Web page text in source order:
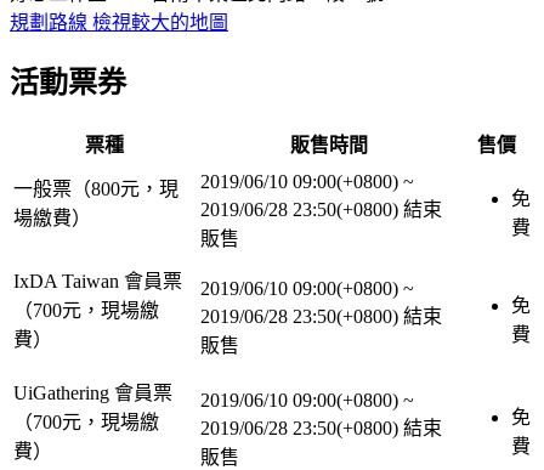
規劃路線 檢視較大的地圖
活動票券
票種 販售時間 售價
一般票（800元，現
場繳費）
2019/06/10 09:00(+0800) ~
2019/06/28 23:50(+0800) 結束
販售
免
費
IxDA Taiwan 會員票
（700元，現場繳
費）
2019/06/10 09:00(+0800) ~
2019/06/28 23:50(+0800) 結束
販售
免
費
UiGathering 會員票
（700元，現場繳
費）
2019/06/10 09:00(+0800) ~
2019/06/28 23:50(+0800) 結束
販售
免
費